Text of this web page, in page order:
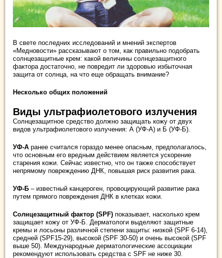
В свете последних исследований и мнений экспертов
«Медновости» рассказывают о том, как правильно подобрать
солнцезащитные крем: какой величины солнцезащитного
фактора достаточно, не повредит ли здоровью избыточная
защита от солнца, на что еще обращать внимание?
Несколько общих положений
Виды ультрафиолетового излучения
Солнцезащитное средство должно защищать кожу от двух
видов ультрафиолетового излучения: А (УФ-А) и Б (УФ-Б).
УФ-А ранее считался гораздо менее опасным, предполагалось,
что основным его вредным действием является ускорение
старения кожи. Сейчас известно, что он также способствует
непрямому повреждению ДНК, повышая риск развития рака.
УФ-Б – известный канцероген, провоцирующий развитие рака
путем прямого повреждения ДНК в клетках кожи.
Солнцезащитный фактор (SPF) показывает, насколько крем
защищает кожу от УФ-Б. Дерматологи выделяют защитные
кремы и лосьоны различной степени защиты: низкой (SPF 6-14),
средней (SPF15-29), высокой (SPF 30-50) и очень высокой (SPF
выше 50). Международные дерматологические ассоциации
рекомендуют использовать средства с SPF не ниже 30.